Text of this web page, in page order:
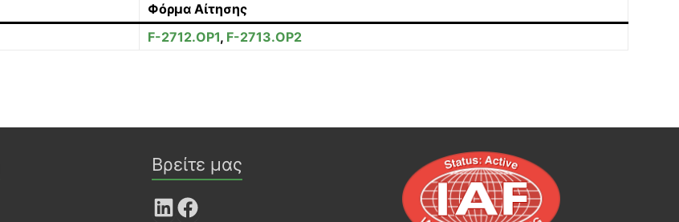
Φόρμα Αίτησης
F-2712.OP1, F-2713.OP2
Βρείτε μας
LinkedIn Facebook